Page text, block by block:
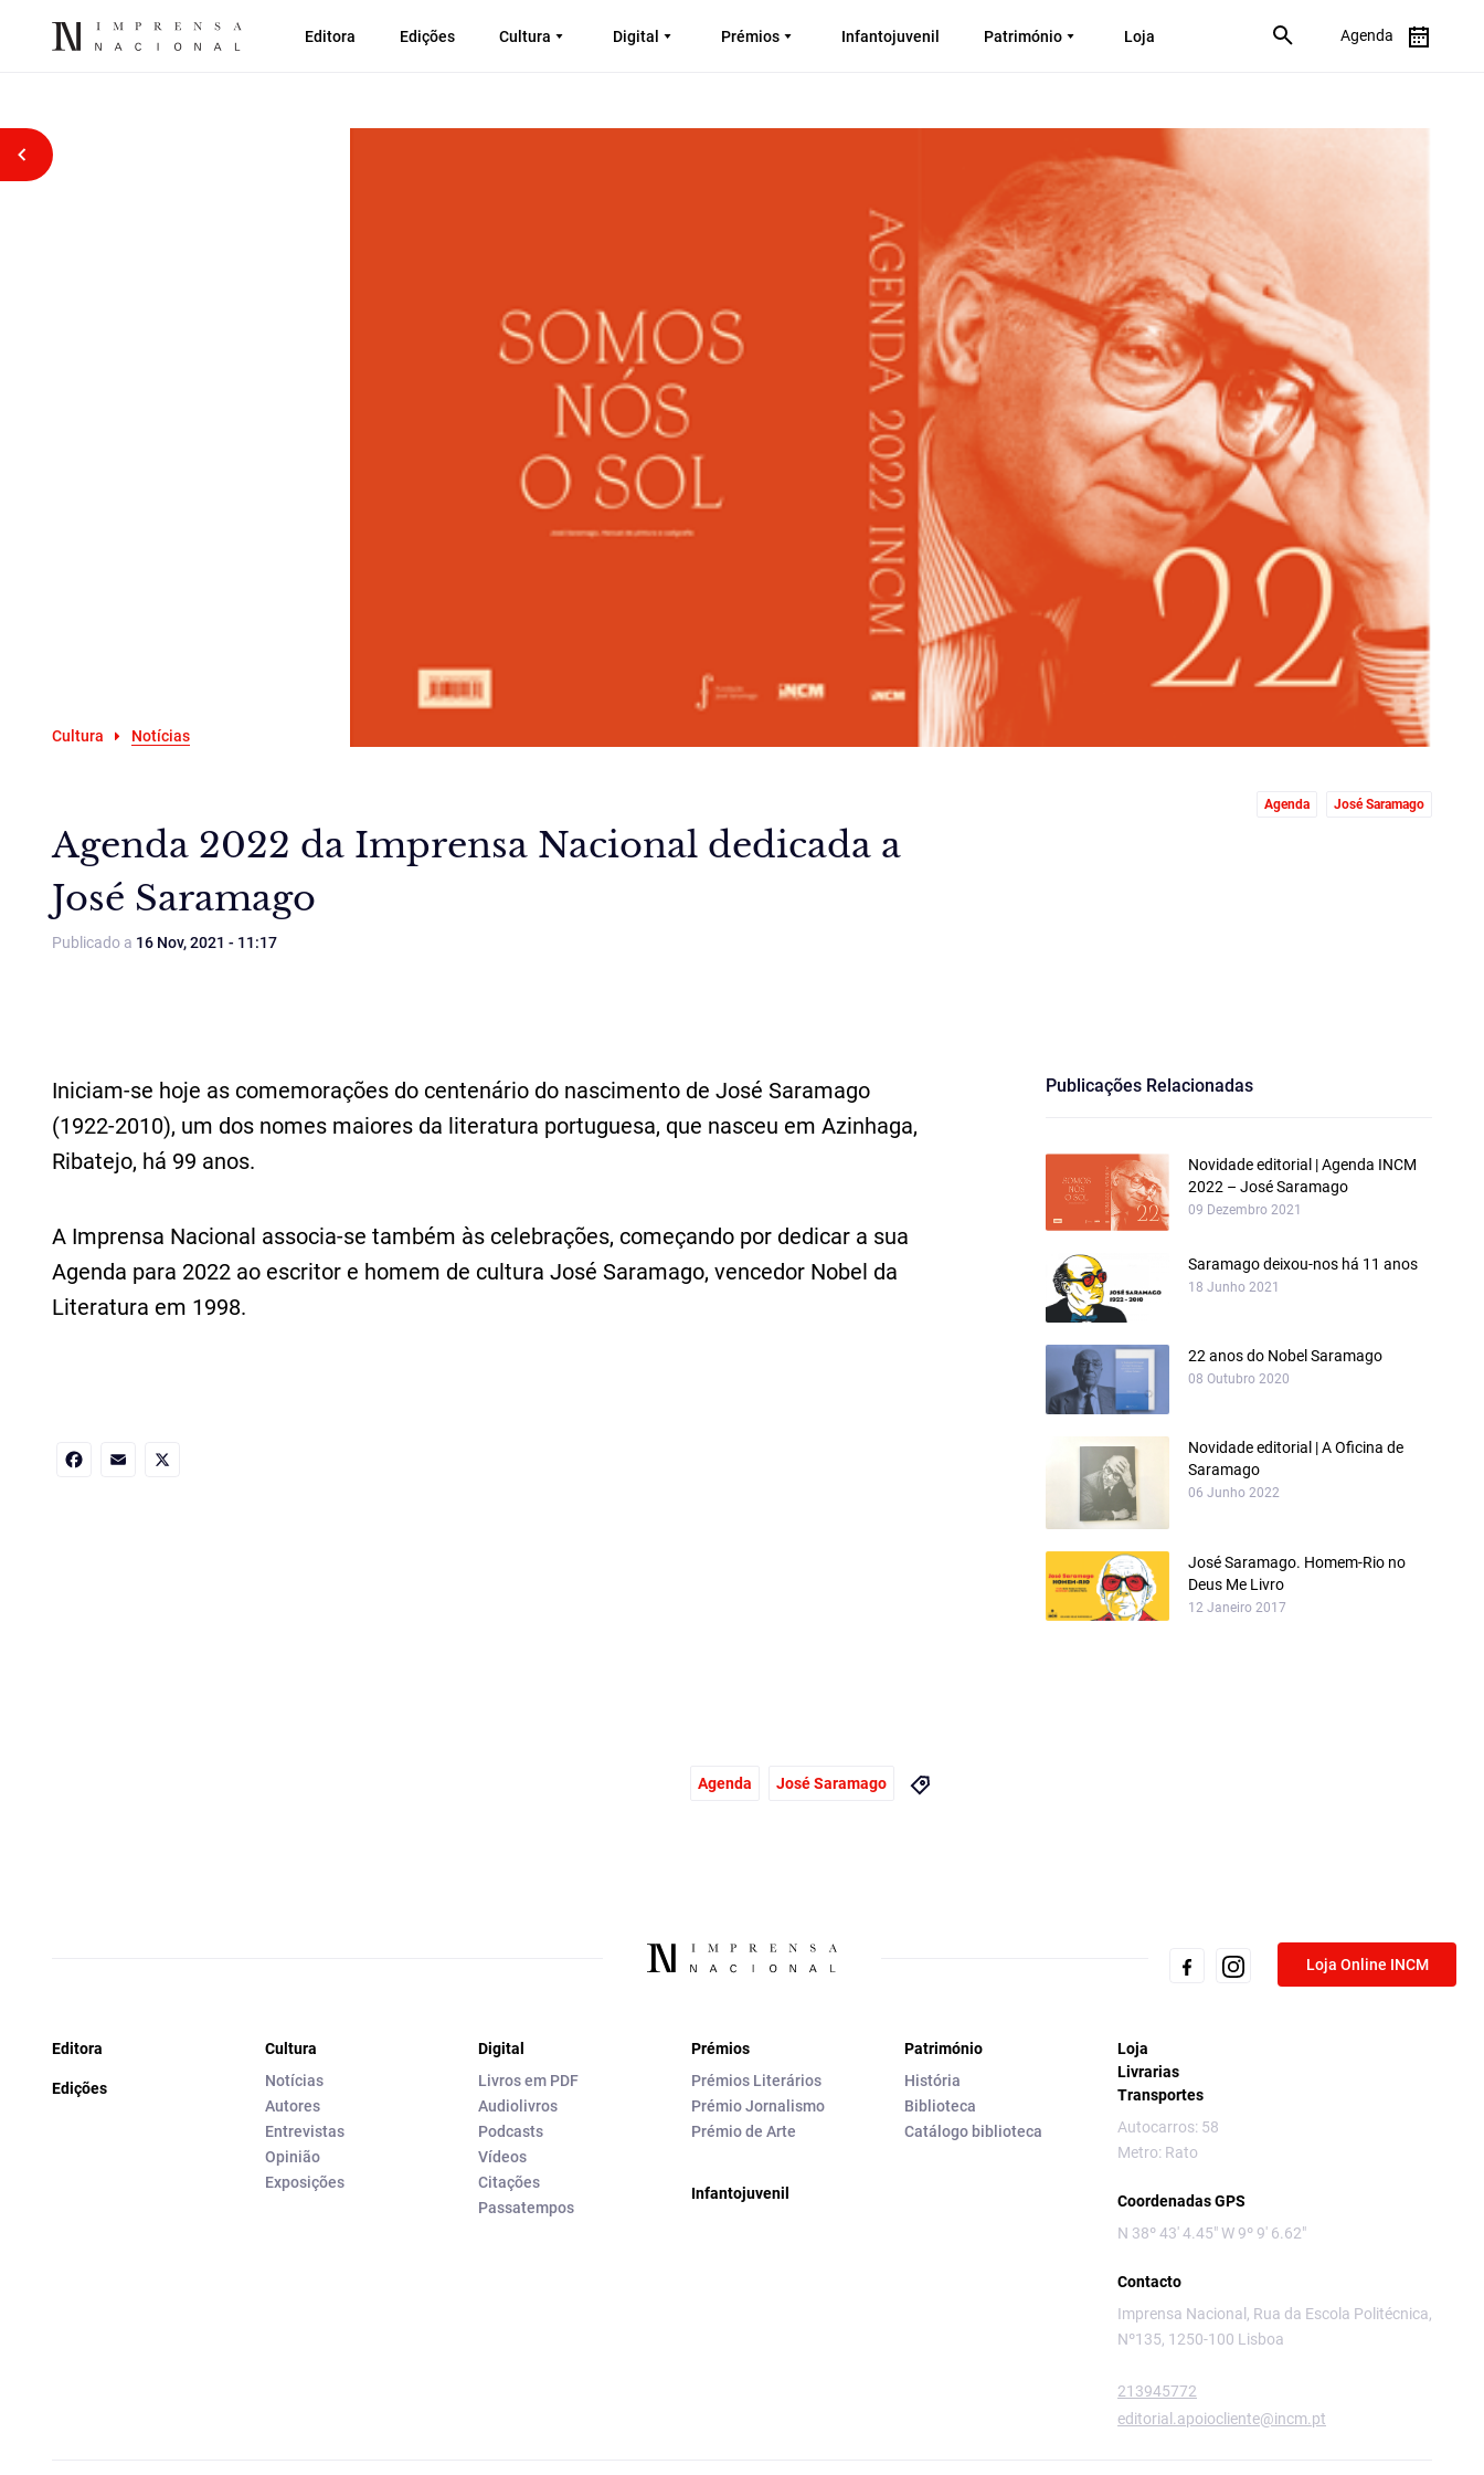
Editora Edições Cultura Digital Prémios Infantojuvenil Património Loja Agenda
Voltar atrás
Cultura Notícias
Agenda 2022 da Imprensa Nacional dedicada a
José Saramago
Publicado a 16 Nov, 2021 - 11:17
Agenda José Saramago
Iniciam-se hoje as comemorações do centenário do nascimento de José Saramago
(1922-2010), um dos nomes maiores da literatura portuguesa, que nasceu em Azinhaga,
Ribatejo, há 99 anos.
A Imprensa Nacional associa-se também às celebrações, começando por dedicar a sua
Agenda para 2022 ao escritor e homem de cultura José Saramago, vencedor Nobel da
Literatura em 1998.
Publicações Relacionadas
Novidade editorial | Agenda INCM
2022 – José Saramago
09 Dezembro 2021
Saramago deixou-nos há 11 anos
18 Junho 2021
22 anos do Nobel Saramago
08 Outubro 2020
Novidade editorial | A Oficina de
Saramago
06 Junho 2022
José Saramago. Homem-Rio no
Deus Me Livro
12 Janeiro 2017
Agenda José Saramago
Loja Online INCM
Editora
Edições
Cultura
Notícias
Autores
Entrevistas
Opinião
Exposições
Digital
Livros em PDF
Audiolivros
Podcasts
Vídeos
Citações
Passatempos
Prémios
Prémios Literários
Prémio Jornalismo
Prémio de Arte
Infantojuvenil
Património
História
Biblioteca
Catálogo biblioteca
Loja
Livrarias
Transportes
Autocarros: 58
Metro: Rato
Coordenadas GPS
N 38º 43' 4.45" W 9º 9' 6.62"
Contacto
Imprensa Nacional, Rua da Escola Politécnica,
Nº135, 1250-100 Lisboa
213945772
editorial.apoiocliente@incm.pt